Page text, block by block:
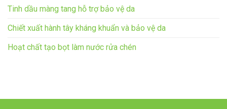
Tinh dầu màng tang hỗ trợ bảo vệ da
Chiết xuất hành tây kháng khuẩn và bảo vệ da
Hoạt chất tạo bọt làm nước rửa chén